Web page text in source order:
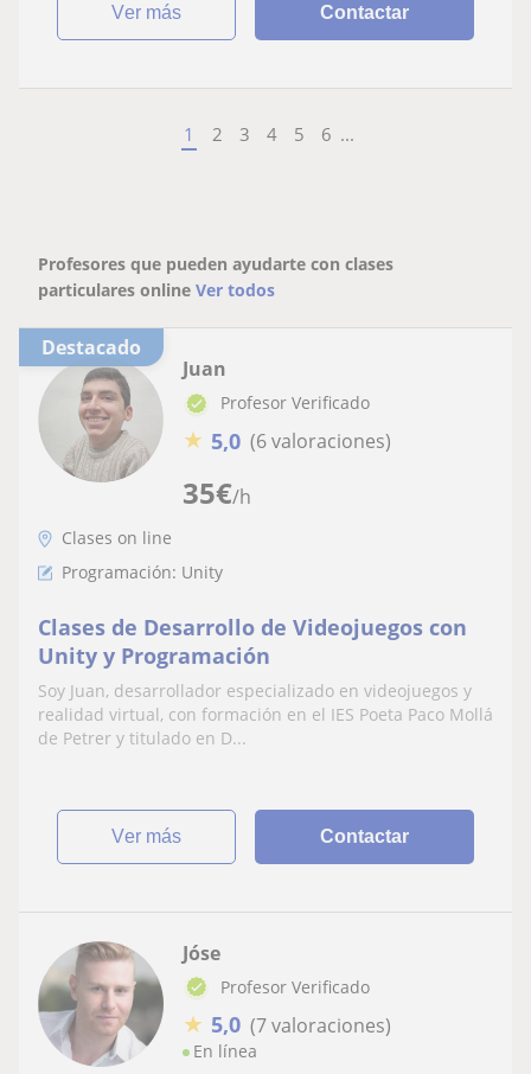
ver más Contactar
1 2 3 4 5 6 ...
Profesores que pueden ayudarte con clases
particulares online Ver todos
Destacado
35€/h
Juan
Profesor Verificado
★ 5,0 (6 valoraciones)
Clases on line
Programación: Unity
Clases de Desarrollo de Videojuegos con
Unity y Programación
Soy Juan, desarrollador especializado en videojuegos y
realidad virtual, con formación en el IES Poeta Paco Mollá
de Petrer y titulado en D...
ver más Contactar
Jóse
Profesor Verificado
★ 5,0 (7 valoraciones)
En línea